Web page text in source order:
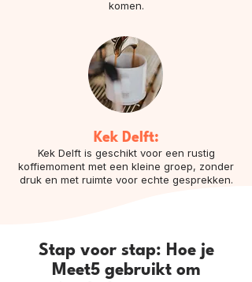
komen.
Kek Delft:
Kek Delft is geschikt voor een rustig
koffiemoment met een kleine groep, zonder
druk en met ruimte voor echte gesprekken.
Stap voor stap: Hoe je
Meet5 gebruikt om